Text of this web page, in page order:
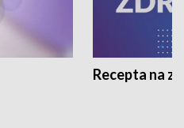
Recepta na